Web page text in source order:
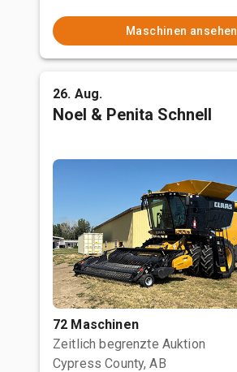
Maschinen ansehen
26. Aug.
Noel & Penita Schnell
72 Maschinen
Zeitlich begrenzte Auktion
Cypress County, AB